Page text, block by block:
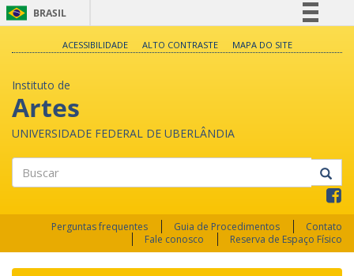
BRASIL
Legislação
Canais
ACESSIBILIDADE ALTO CONTRASTE MAPA DO SITE
Instituto de
Artes
UNIVERSIDADE FEDERAL DE UBERLÂNDIA
Perguntas frequentes Guia de Procedimentos
Contato
Fale conosco
Reserva de Espaço Físico